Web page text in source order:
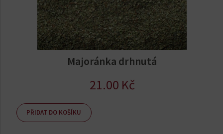
Majoránka drhnutá
21.00 Kč
PŘIDAT DO KOŠÍKU